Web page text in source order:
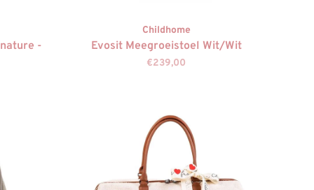
-
Childhome
Evosit Meegroeistoel Wit/Wit
€239,00